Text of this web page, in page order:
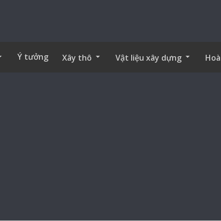
Ý tưởng Xây thô Vật liệu xây dựng